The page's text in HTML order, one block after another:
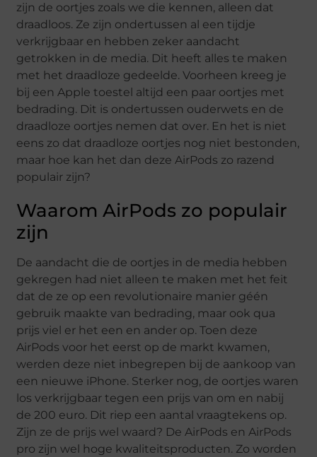
zijn de oortjes zoals we die kennen, alleen dat
draadloos. Ze zijn ondertussen al een tijdje
verkrijgbaar en hebben zeker aandacht
getrokken in de media. Dit heeft alles te maken
met het draadloze gedeelde. Voorheen kreeg je
bij een Apple toestel altijd een paar oortjes met
bedrading. Dit is ondertussen ouderwets en de
draadloze oortjes nemen dat over. En het is niet
eens zo dat draadloze oortjes nog niet bestonden,
maar hoe kan het dan deze AirPods zo razend
populair zijn?
Waarom AirPods zo populair
zijn
De aandacht die de oortjes in de media hebben
gekregen had niet alleen te maken met het feit
dat de ze op een revolutionaire manier géén
gebruik maakte van bedrading, maar ook qua
prijs viel er het een en ander op. Toen deze
AirPods voor het eerst op de markt kwamen,
werden deze niet inbegrepen bij de aankoop van
een nieuwe iPhone. Sterker nog, de oortjes waren
los verkrijgbaar tegen een prijs van om en nabij
de 200 euro. Dit riep een aantal vraagtekens op.
Zijn ze de prijs wel waard? De AirPods en AirPods
pro zijn wel hoge kwaliteitsproducten. Zo worden